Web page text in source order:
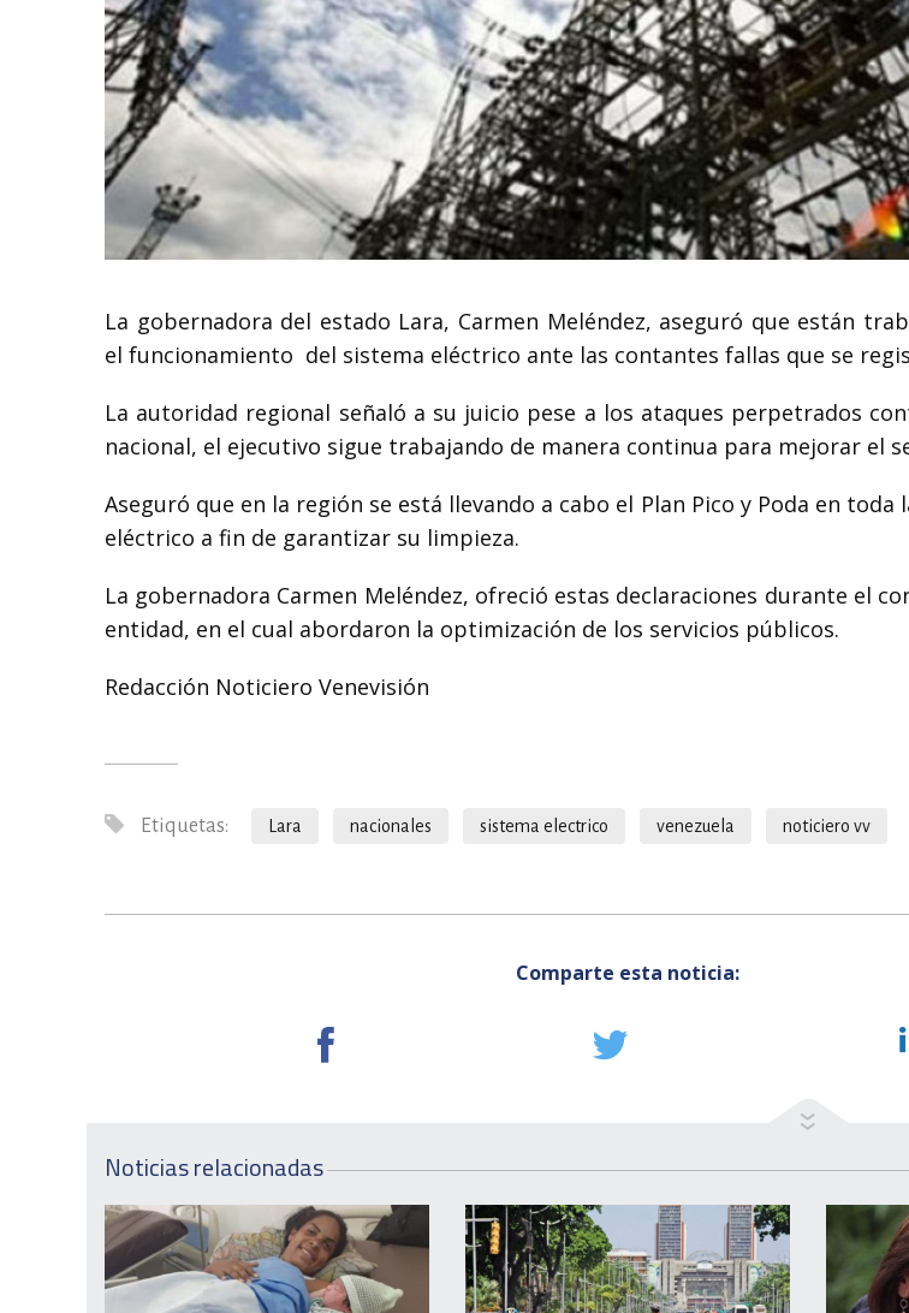
La gobernadora del estado Lara, Carmen Meléndez, aseguró que están
el funcionamiento del sistema eléctrico ante las contantes fallas que se
La autoridad regional señaló a su juicio pese a los ataques perpetrados
nacional, el ejecutivo sigue trabajando de manera continua para mejorar el
Aseguró que en la región se está llevando a cabo el Plan Pico y Poda en toda
eléctrico a fin de garantizar su limpieza.
La gobernadora Carmen Meléndez, ofreció estas declaraciones durante el
entidad, en el cual abordaron la optimización de los servicios públicos.
Redacción Noticiero Venevisión
Etiquetas: Lara nacionales sistema electrico venezuela noticiero vv
Comparte esta noticia:
Noticias relacionadas